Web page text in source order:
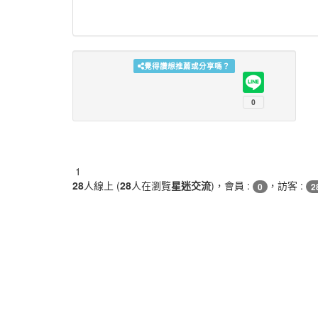
覺得讚想推薦或分享嗎？
1
28人線上 (28人在瀏覽星迷交流)，會員 : 0 ，訪客 :